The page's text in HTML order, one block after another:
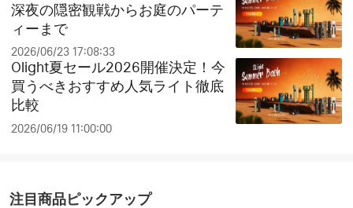
深夜の隠密観戦からお庭のパーテ
ィーまで
2026/06/23 17:08:33
Olight夏セール2026開催決定！今
買うべきおすすめ人気ライト徹底
比較
2026/06/19 11:00:00
注目商品ピックアップ